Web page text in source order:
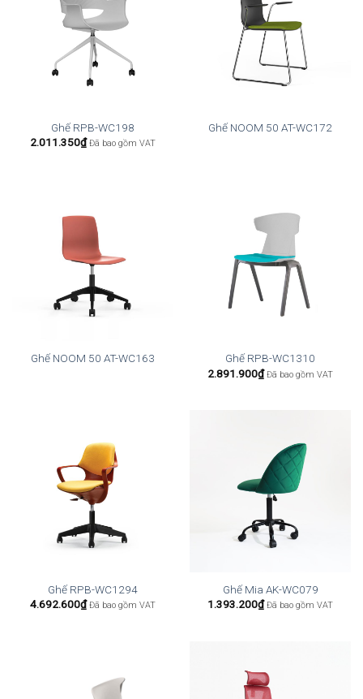
Ghế RPB-WC198
2.011.350₫ Đã bao gồm VAT
Ghế NOOM 50 AT-WC172
Ghế NOOM 50 AT-WC163
Ghế RPB-WC1310
2.891.900₫ Đã bao gồm VAT
Ghế RPB-WC1294
4.692.600₫ Đã bao gồm VAT
Ghế Mia AK-WC079
1.393.200₫ Đã bao gồm VAT